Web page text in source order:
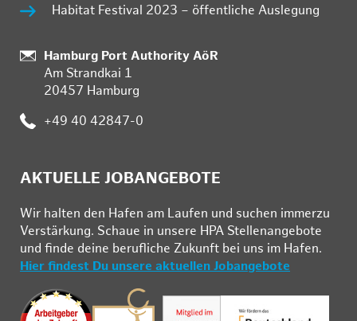
Habitat Festival 2023 – öffentliche Auslegung
Standort:
Hamburg Port Authority AöR
Am Strandkai 1
20457 Hamburg
Telefon:
+49 40 42847-0
AKTUELLE JOBANGEBOTE
Wir hal­ten den Ha­fen am Lau­fen und su­chen im­mer­zu
Ver­stär­kung. Schau­e in un­se­re HPA Stel­len­an­ge­bo­te
und fin­de deine be­ruf­li­che Zu­kunft bei uns im Ha­fen.
Hier findest Du unsere aktuellen Jobangebote